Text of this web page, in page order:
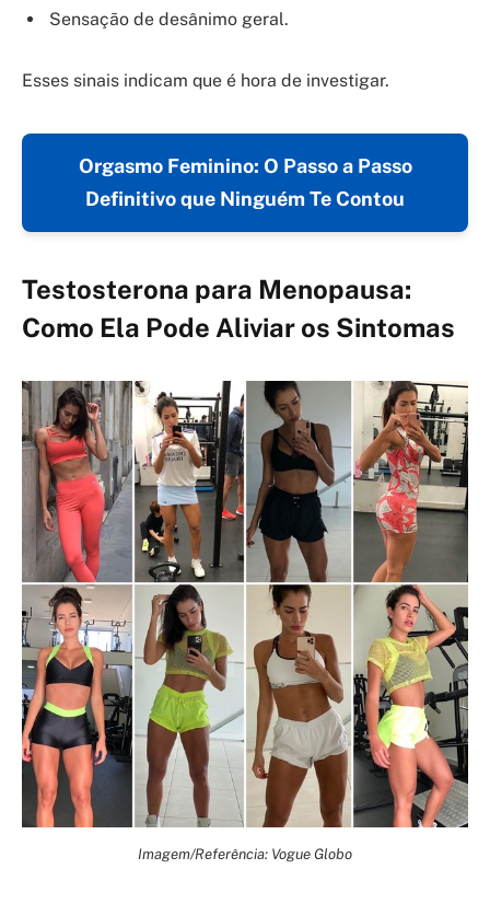
Sensação de desânimo geral.
Esses sinais indicam que é hora de investigar.
Orgasmo Feminino: O Passo a Passo
Definitivo que Ninguém Te Contou
Testosterona para Menopausa:
Como Ela Pode Aliviar os Sintomas
Imagem/Referência: Vogue Globo